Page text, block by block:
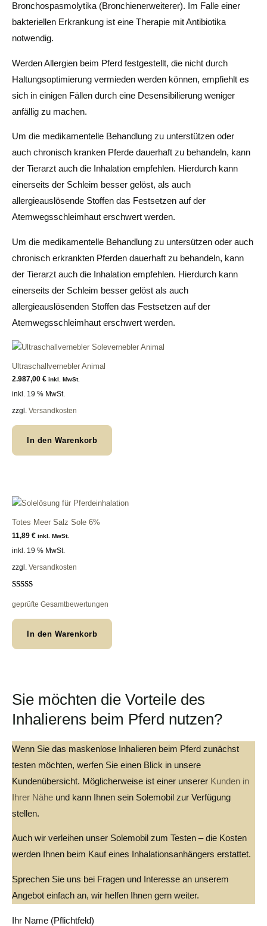
Bronchospasmolytika (Bronchienerweiterer). Im Falle einer
bakteriellen Erkrankung ist eine Therapie mit Antibiotika
notwendig.
Werden Allergien beim Pferd festgestellt, die nicht durch
Haltungsoptimierung vermieden werden können, empfiehlt es
sich in einigen Fällen durch eine Desensibilierung weniger
anfällig zu machen.
Um die medikamentelle Behandlung zu unterstützen oder
auch chronisch kranken Pferde dauerhaft zu behandeln, kann
der Tierarzt auch die Inhalation empfehlen. Hierdurch kann
einerseits der Schleim besser gelöst, als auch
allergieauslösende Stoffen das Festsetzen auf der
Atemwegsschleimhaut erschwert werden.
Um die medikamentelle Behandlung zu untersützen oder auch
chronisch erkrankten Pferden dauerhaft zu behandeln, kann
der Tierarzt auch die Inhalation empfehlen. Hierdurch kann
einerseits der Schleim besser gelöst als auch
allergieauslösenden Stoffen das Festsetzen auf der
Atemwegsschleimhaut erschwert werden.
Ultraschallvernebler Animal
2.987,00 € inkl. MwSt.
inkl. 19 % MwSt.
zzgl. Versandkosten
In den Warenkorb
Totes Meer Salz Sole 6%
11,89 € inkl. MwSt.
inkl. 19 % MwSt.
zzgl. Versandkosten
4.87von 5,
basierend
Kundenbew
geprüfte Gesamtbewertungen
In den Warenkorb
Sie möchten die Vorteile des
Inhalierens beim Pferd nutzen?
Wenn Sie das maskenlose Inhalieren beim Pferd zunächst
testen möchten, werfen Sie einen Blick in unsere
Kundenübersicht. Möglicherweise ist einer unserer Kunden in
Ihrer Nähe und kann Ihnen sein Solemobil zur Verfügung
stellen.
Auch wir verleihen unser Solemobil zum Testen – die Kosten
werden Ihnen beim Kauf eines Inhalationsanhängers erstattet.
Sprechen Sie uns bei Fragen und Interesse an unserem
Angebot einfach an, wir helfen Ihnen gern weiter.
Ihr Name (Pflichtfeld)